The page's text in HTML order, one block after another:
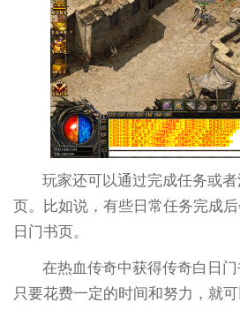
玩家还可以通过完成任务或
页。比如说，有些日常任务完成
日门书页。
在热血传奇中获得传奇白日门
只要花费一定的时间和努力，就